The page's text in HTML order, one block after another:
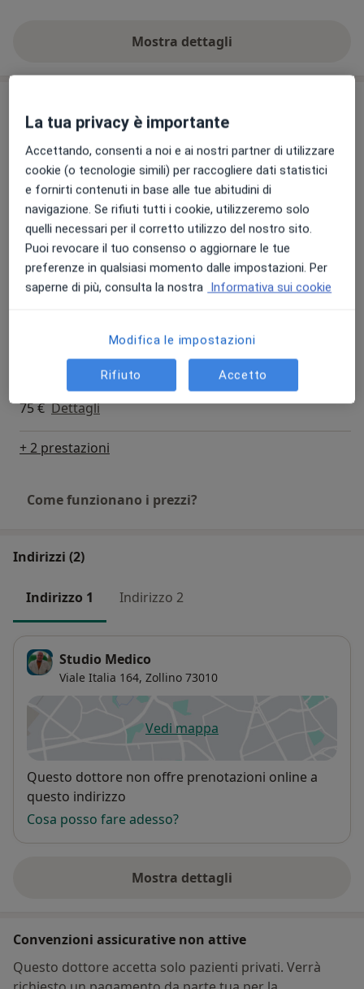
Mostra dettagli
sull'esperienza
Visita ginecologica
Da 75 € Dettagli
Certificato di gravidanza a rischio
50 € Dettagli
Ecografia
75 € Dettagli
Ecografia transvaginale
75 € Dettagli
+ 2 prestazioni
Come funzionano i prezzi?
Indirizzi (2)
Indirizzo 1 Indirizzo 2
Studio Medico
Viale Italia 164, Zollino 73010
Vedi mappasi apre in una nuova scheda
Disponibilità
Questo dottore non offre prenotazioni online a
questo indirizzo
Cosa posso fare adesso?
Mostra dettagli
sull'indirizzo
Convenzioni assicurative non attive
Questo dottore accetta solo pazienti privati. Verrà
La tua privacy è importante
Accettando, consenti a noi e ai nostri partner di utilizzare
cookie (o tecnologie simili) per raccogliere dati statistici
e fornirti contenuti in base alle tue abitudini di
navigazione. Se rifiuti tutti i cookie, utilizzeremo solo
quelli necessari per il corretto utilizzo del nostro sito.
Puoi revocare il tuo consenso o aggiornare le tue
preferenze in qualsiasi momento dalle impostazioni. Per
saperne di più, consulta la nostra Informativa sui cookie
Modifica le impostazioni
Rifiuto Accetto